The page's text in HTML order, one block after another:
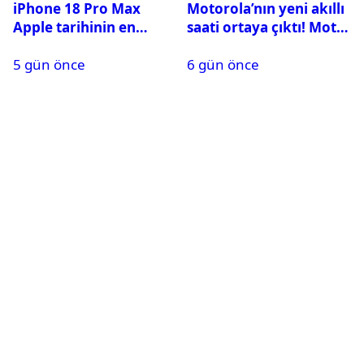
iPhone 18 Pro Max
Apple tarihinin en
5 gün önce
Motorola’nın yeni akıllı
saati ortaya çıktı! Moto
görüntülendi
6 gün önce